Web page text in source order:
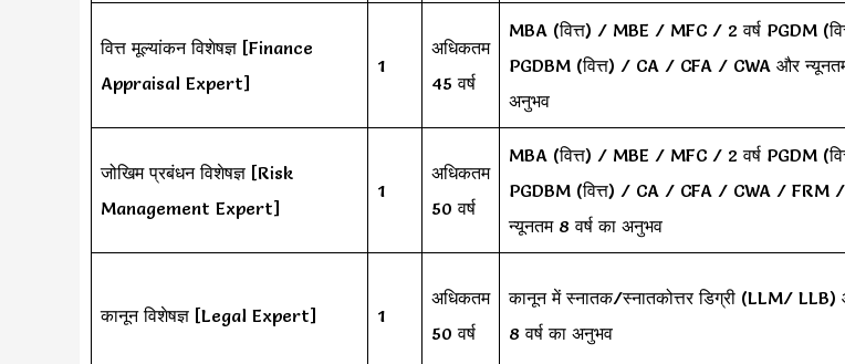
वित्त मूल्यांकन विशेषज्ञ [Finance
Appraisal Expert]
1
अधिकतम
45 वर्ष
MBA (वित्त) / MBE / MFC / 2 वर्ष PGDM
PGDBM (वित्त) / CA / CFA / CWA और
अनुभव
जोखिम प्रबंधन विशेषज्ञ [Risk
Management Expert]
1
अधिकतम
50 वर्ष
MBA (वित्त) / MBE / MFC / 2 वर्ष PGDM
PGDBM (वित्त) / CA / CFA / CWA / FRM
न्यूनतम 8 वर्ष का अनुभव
कानून विशेषज्ञ [Legal Expert] 1
अधिकतम
50 वर्ष
कानून में स्नातक/स्नातकोत्तर डिग्री (LLM/
8 वर्ष का अनुभव